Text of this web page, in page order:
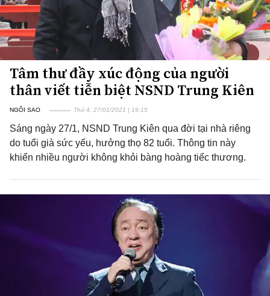
Tâm thư đầy xúc động của người
thân viết tiễn biệt NSND Trung Kiên
NGÔI SAO Thứ 4, 27/01/2021 | 19:15
Sáng ngày 27/1, NSND Trung Kiên qua đời tại nhà riêng
do tuổi già sức yếu, hưởng thọ 82 tuổi. Thông tin này
khiến nhiều người không khỏi bàng hoàng tiếc thương.